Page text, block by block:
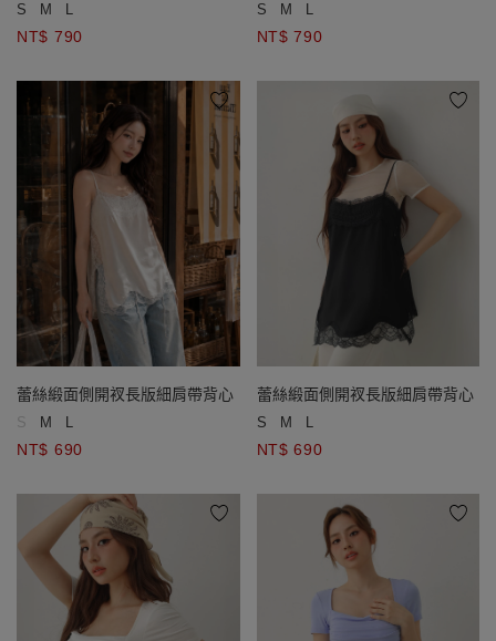
S M L
NT$ 790
S M L
NT$ 790
蕾絲緞面側開衩長版細肩帶背心
S M L
NT$ 690
蕾絲緞面側開衩長版細肩帶背心
S M L
NT$ 690